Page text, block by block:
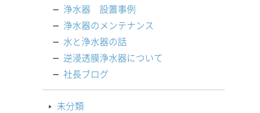
浄水器 設置事例
浄水器のメンテナンス
水と浄水器の話
逆浸透膜浄水器について
社長ブログ
未分類